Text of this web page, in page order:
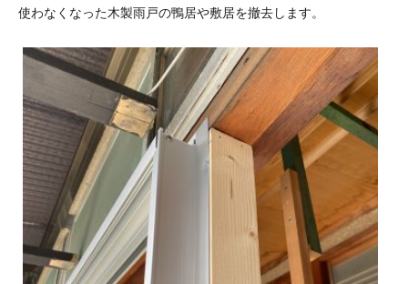
使わなくなった木製雨戸の鴨居や敷居を撤去します。